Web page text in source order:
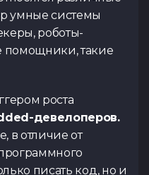
Тест по Java
(основы)
умные системы
роботы-
помощники, такие
роста
девелоперов.
в отличие от
писать код, но и
Предпочитаемый курс
наш менеджер
деталей и
проведения
регистрации.
следите на сайте,
или
участниками,
до открытия
обновлениями
https://t.me/